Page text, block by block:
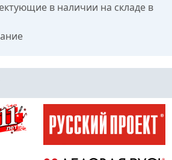
в наличии на складе в